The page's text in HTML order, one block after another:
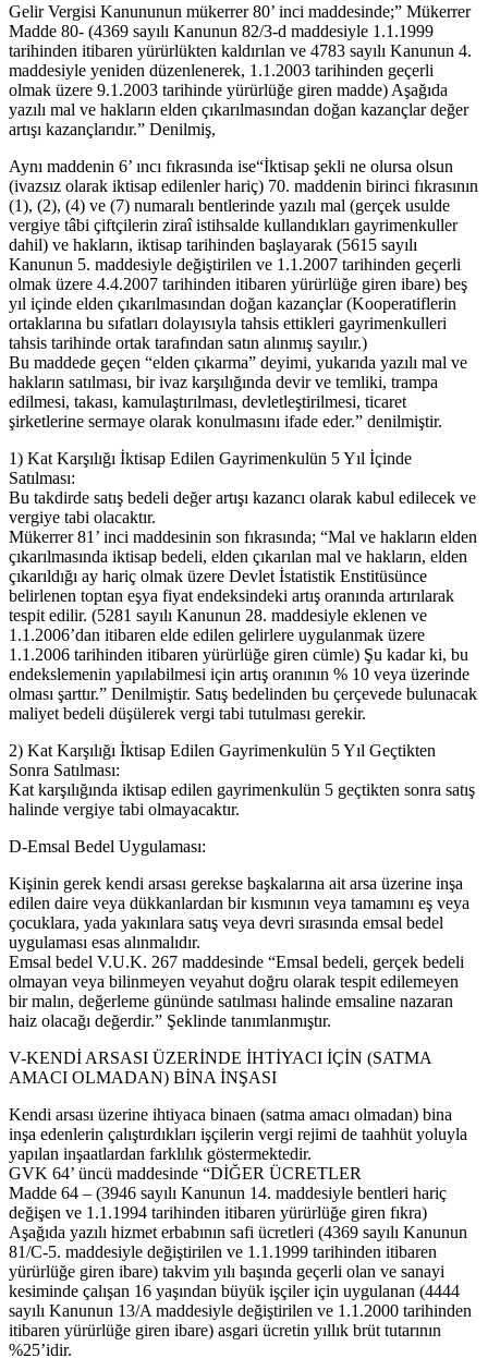
Gelir Vergisi Kanununun mükerrer 80’ inci maddesinde;” Mükerrer
Madde 80- (4369 sayılı Kanunun 82/3-d maddesiyle 1.1.1999
tarihinden itibaren yürürlükten kaldırılan ve 4783 sayılı Kanunun 4.
maddesiyle yeniden düzenlenerek, 1.1.2003 tarihinden geçerli
olmak üzere 9.1.2003 tarihinde yürürlüğe giren madde) Aşağıda
yazılı mal ve hakların elden çıkarılmasından doğan kazançlar değer
artışı kazançlarıdır.” Denilmiş,
Aynı maddenin 6’ ıncı fıkrasında ise“İktisap şekli ne olursa olsun
(ivazsız olarak iktisap edilenler hariç) 70. maddenin birinci fıkrasının
(1), (2), (4) ve (7) numaralı bentlerinde yazılı mal (gerçek usulde
vergiye tâbi çiftçilerin ziraî istihsalde kullandıkları gayrimenkuller
dahil) ve hakların, iktisap tarihinden başlayarak (5615 sayılı
Kanunun 5. maddesiyle değiştirilen ve 1.1.2007 tarihinden geçerli
olmak üzere 4.4.2007 tarihinden itibaren yürürlüğe giren ibare) beş
yıl içinde elden çıkarılmasından doğan kazançlar (Kooperatiflerin
ortaklarına bu sıfatları dolayısıyla tahsis ettikleri gayrimenkulleri
tahsis tarihinde ortak tarafından satın alınmış sayılır.)
Bu maddede geçen “elden çıkarma” deyimi, yukarıda yazılı mal ve
hakların satılması, bir ivaz karşılığında devir ve temliki, trampa
edilmesi, takası, kamulaştırılması, devletleştirilmesi, ticaret
şirketlerine sermaye olarak konulmasını ifade eder.” denilmiştir.
1) Kat Karşılığı İktisap Edilen Gayrimenkulün 5 Yıl İçinde
Satılması:
Bu takdirde satış bedeli değer artışı kazancı olarak kabul edilecek ve
vergiye tabi olacaktır.
Mükerrer 81’ inci maddesinin son fıkrasında; “Mal ve hakların elden
çıkarılmasında iktisap bedeli, elden çıkarılan mal ve hakların, elden
çıkarıldığı ay hariç olmak üzere Devlet İstatistik Enstitüsünce
belirlenen toptan eşya fiyat endeksindeki artış oranında artırılarak
tespit edilir. (5281 sayılı Kanunun 28. maddesiyle eklenen ve
1.1.2006’dan itibaren elde edilen gelirlere uygulanmak üzere
1.1.2006 tarihinden itibaren yürürlüğe giren cümle) Şu kadar ki, bu
endekslemenin yapılabilmesi için artış oranının % 10 veya üzerinde
olması şarttır.” Denilmiştir. Satış bedelinden bu çerçevede bulunacak
maliyet bedeli düşülerek vergi tabi tutulması gerekir.
2) Kat Karşılığı İktisap Edilen Gayrimenkulün 5 Yıl Geçtikten
Sonra Satılması:
Kat karşılığında iktisap edilen gayrimenkulün 5 geçtikten sonra satış
halinde vergiye tabi olmayacaktır.
D-Emsal Bedel Uygulaması:
Kişinin gerek kendi arsası gerekse başkalarına ait arsa üzerine inşa
edilen daire veya dükkanlardan bir kısmının veya tamamını eş veya
çocuklara, yada yakınlara satış veya devri sırasında emsal bedel
uygulaması esas alınmalıdır.
Emsal bedel V.U.K. 267 maddesinde “Emsal bedeli, gerçek bedeli
olmayan veya bilinmeyen veyahut doğru olarak tespit edilemeyen
bir malın, değerleme gününde satılması halinde emsaline nazaran
haiz olacağı değerdir.” Şeklinde tanımlanmıştır.
V-KENDİ ARSASI ÜZERİNDE İHTİYACI İÇİN (SATMA
AMACI OLMADAN) BİNA İNŞASI
Kendi arsası üzerine ihtiyaca binaen (satma amacı olmadan) bina
inşa edenlerin çalıştırdıkları işçilerin vergi rejimi de taahhüt yoluyla
yapılan inşaatlardan farklılık göstermektedir.
GVK 64’ üncü maddesinde “DİĞER ÜCRETLER
Madde 64 – (3946 sayılı Kanunun 14. maddesiyle bentleri hariç
değişen ve 1.1.1994 tarihinden itibaren yürürlüğe giren fıkra)
Aşağıda yazılı hizmet erbabının safi ücretleri (4369 sayılı Kanunun
81/C-5. maddesiyle değiştirilen ve 1.1.1999 tarihinden itibaren
yürürlüğe giren ibare) takvim yılı başında geçerli olan ve sanayi
kesiminde çalışan 16 yaşından büyük işçiler için uygulanan (4444
sayılı Kanunun 13/A maddesiyle değiştirilen ve 1.1.2000 tarihinden
itibaren yürürlüğe giren ibare) asgari ücretin yıllık brüt tutarının
%25’idir.